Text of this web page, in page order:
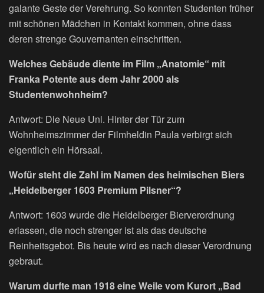
galante Geste der Verehrung. So konnten Studenten früher
mit schönen Mädchen in Kontakt kommen, ohne dass
deren strenge Gouvernanten einschritten.
Welches Gebäude diente im Film „Anatomie“ mit
Franka Potente aus dem Jahr 2000 als
Studentenwohnheim?
Antwort: Die Neue Uni. Hinter der Tür zum
Wohnheimszimmer der Filmheldin Paula verbirgt sich
eigentlich ein Hörsaal.
Wofür steht die Zahl im Namen des heimischen Biers
„Heidelberger 1603 Premium Pilsner“?
Antwort: 1603 wurde die Heidelberger Bierverordnung
erlassen, die noch strenger ist als das deutsche
Reinheitsgebot. Bis heute wird es nach dieser Verordnung
gebraut.
Warum durfte man 1918 eine Weile vom Kurort „Bad